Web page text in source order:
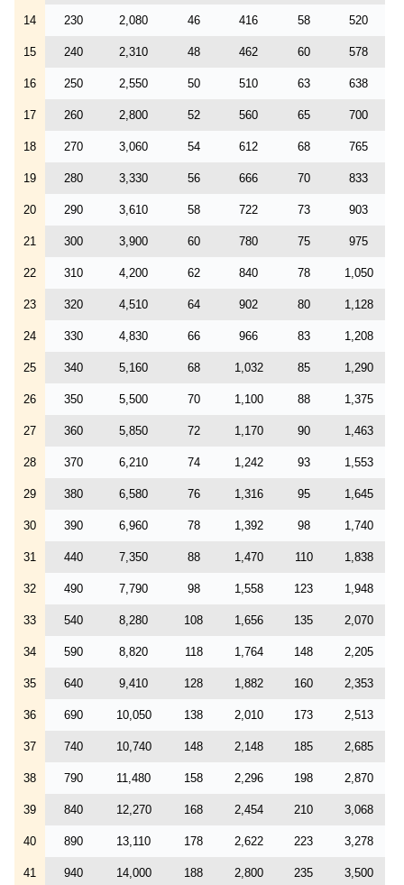
14 230 2,080 46 416 58 520
15 240 2,310 48 462 60 578
16 250 2,550 50 510 63 638
17 260 2,800 52 560 65 700
18 270 3,060 54 612 68 765
19 280 3,330 56 666 70 833
20 290 3,610 58 722 73 903
21 300 3,900 60 780 75 975
22 310 4,200 62 840 78 1,050
23 320 4,510 64 902 80 1,128
24 330 4,830 66 966 83 1,208
25 340 5,160 68 1,032 85 1,290
26 350 5,500 70 1,100 88 1,375
27 360 5,850 72 1,170 90 1,463
28 370 6,210 74 1,242 93 1,553
29 380 6,580 76 1,316 95 1,645
30 390 6,960 78 1,392 98 1,740
31 440 7,350 88 1,470 110 1,838
32 490 7,790 98 1,558 123 1,948
33 540 8,280 108 1,656 135 2,070
34 590 8,820 118 1,764 148 2,205
35 640 9,410 128 1,882 160 2,353
36 690 10,050 138 2,010 173 2,513
37 740 10,740 148 2,148 185 2,685
38 790 11,480 158 2,296 198 2,870
39 840 12,270 168 2,454 210 3,068
40 890 13,110 178 2,622 223 3,278
41 940 14,000 188 2,800 235 3,500